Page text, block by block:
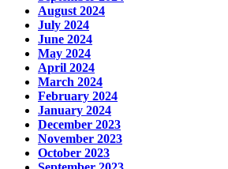
August 2024
July 2024
June 2024
May 2024
April 2024
March 2024
February 2024
January 2024
December 2023
November 2023
October 2023